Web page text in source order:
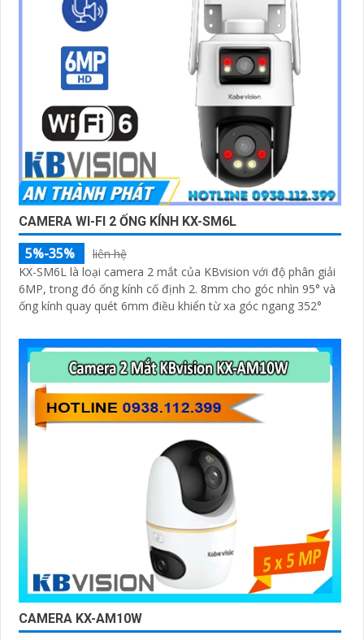
CAMERA WI-FI 2 ỐNG KÍNH KX-SM6L
5%-35%
liên hệ
KX-SM6L là loại camera 2 mắt của KBvision với độ phân giải
6MP, trong đó ống kính cố định 2. 8mm cho góc nhìn 95° và
ống kính quay quét 6mm điều khiển từ xa góc ngang 352°
CAMERA KX-AM10W